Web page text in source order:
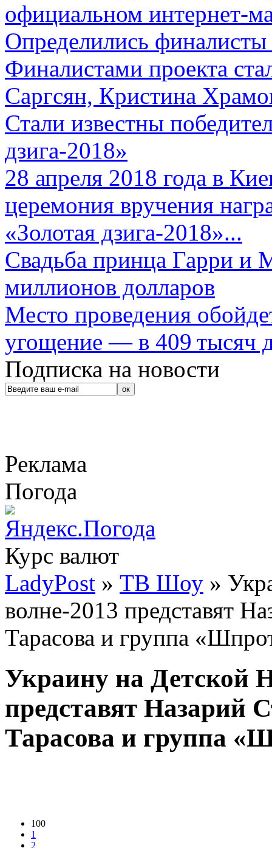
официальном интернет-
Определились
Финалистами проекта
Саргсян, Кристина
Стали известны
дзига-2018»
28 апреля 2018 года в
церемония вручения
«Золотая дзига-2018»...
Свадьба принца Гарри и
миллионов долларов
Место проведения
угощение — в 409 тысяч
Подписка на новости
Реклама
Погода
Курс валют
LadyPost » ТВ Шоу »
волне-2013 представят
Тарасова и группа
Украину на Детской
представят Назарий
Тарасова и группа
100
1
2